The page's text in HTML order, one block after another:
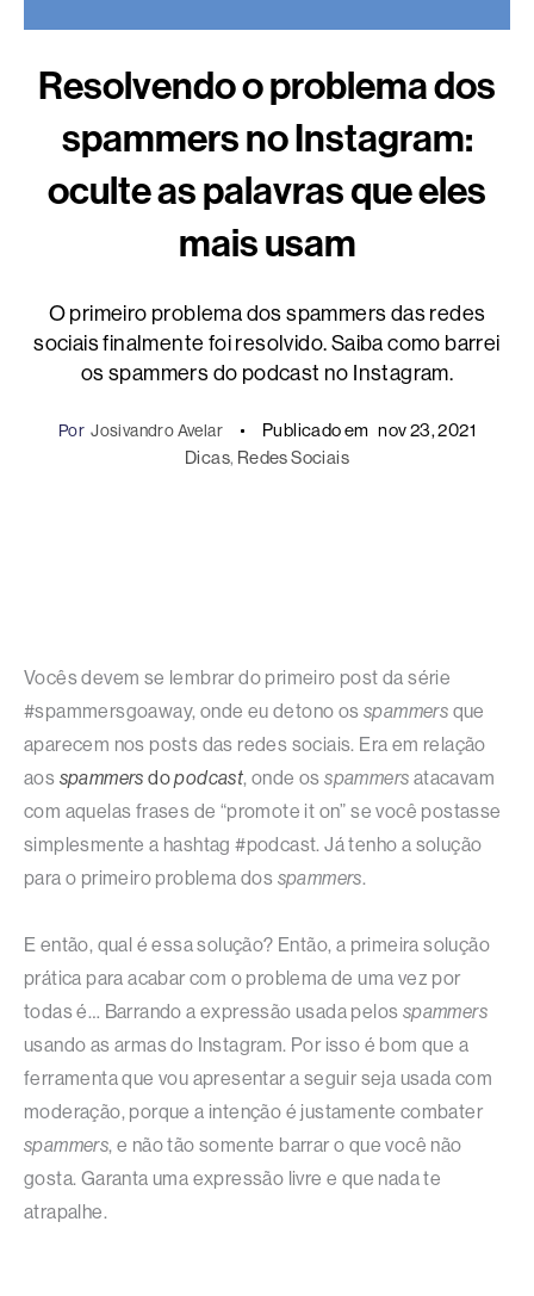
Resolvendo o problema dos
spammers no Instagram:
oculte as palavras que eles
mais usam
O primeiro problema dos spammers das redes
sociais finalmente foi resolvido. Saiba como barrei
os spammers do podcast no Instagram.
Por Josivandro Avelar Publicado em nov 23, 2021
Dicas, Redes Sociais
Vocês devem se lembrar do primeiro post da série
#spammersgoaway, onde eu detono os spammers que
aparecem nos posts das redes sociais. Era em relação
aos spammers dopodcast, onde osspammers atacavam
com aquelas frases de “promote it on” se você postasse
simplesmente a hashtag #podcast. Já tenho a solução
para o primeiro problema dos spammers.
E então, qual é essa solução? Então, a primeira solução
prática para acabar com o problema de uma vez por
todas é… Barrando a expressão usada pelos spammers
usando as armas do Instagram. Por isso é bom que a
ferramenta que vou apresentar a seguir seja usada com
moderação, porque a intenção é justamente combater
spammers, e não tão somente barrar o que você não
gosta. Garanta uma expressão livre e que nada te
atrapalhe.